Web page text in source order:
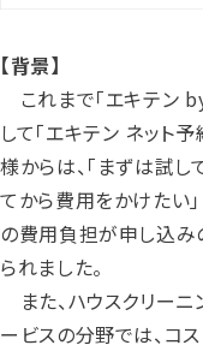
【背景】
これまで「エキテン
して「エキテン ネット
様からは、「まずは試
てから費用をかけたい
の費用負担が申し込み
られました。
また、ハウスクリー
ービスの分野では、コ